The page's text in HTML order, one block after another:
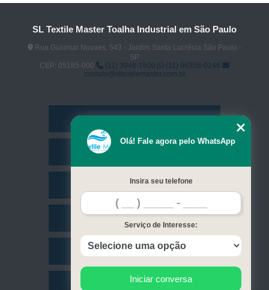
SL Textile Master Toalha Industrial em São Paulo
Rua Guiomar Novaes, 543 - Jardim Santa Lucrécia São Paulo -
SP
CEP: 05185-000
(11) 3948-1600
(11) 96358-0246
contato@sltextilemaster.com.br
Missão
Contato
Mapa do site
Olá! Fale agora pelo WhatsApp
Insira seu telefone
Serviço de Interesse:
Iniciar conversa